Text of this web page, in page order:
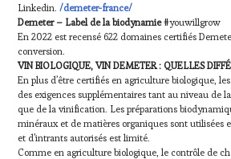
Linkedin./demeter-france/
Demeter – Label de la biodynamie#youwillgrow
En 2022 est recensé 622 domaines certifiés
conversion.
VIN BIOLOGIQUE, VIN DEMETER : QUELLES
En plus d’être certifiés en agriculture biologique,
des exigences supplémentaires tant au niveau de
que de la vinification. Les préparations
minéraux et de matières organiques sont utilisées
et d’intrants autorisés est limité.
Comme en agriculture biologique, le contrôle de